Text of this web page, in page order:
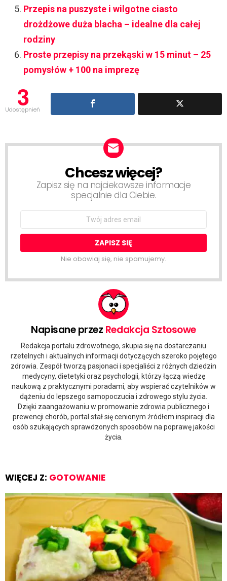
Przepis na puszyste i wilgotne ciasto
drożdżowe duża blacha – idealne dla całej
rodziny
Proste przepisy na przekąski w 15 minut – 25
pomysłów + 100 na imprezę
3
Udostępnień
NEWSLETTERChcesz więcej?
Zapisz się na najciekawsze informacje
specjalnie dla Ciebie.
Nie obawiaj się, nie spamujemy.
Napisane przez Redakcja Sztosowe
Redakcja portalu zdrowotnego, skupia się na dostarczaniu
rzetelnych i aktualnych informacji dotyczących szeroko pojętego
zdrowia. Zespół tworzą pasjonaci i specjaliści z różnych dziedzin
medycyny, dietetyki oraz psychologii, którzy łączą wiedzę
naukową z praktycznymi poradami, aby wspierać czytelników w
dążeniu do lepszego samopoczucia i zdrowego stylu życia.
Dzięki zaangażowaniu w promowanie zdrowia publicznego i
prewencji chorób, portal stał się cenionym źródłem inspiracji dla
osób szukających sprawdzonych sposobów na poprawę jakości
życia.
WIĘCEJ Z: GOTOWANIE